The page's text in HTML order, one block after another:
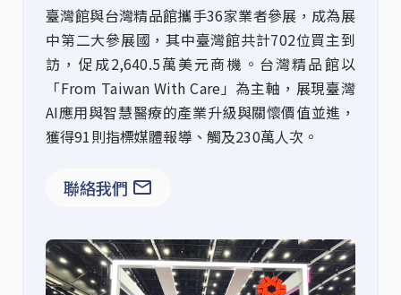
臺灣館與台灣精品館攜手36家業者參展，成為展
中第二大參展國 ，其中臺灣館共計702位買主到
訪，促成2,640.5萬美元商機。台灣精品館以
「From Taiwan With Care 」為主軸， 展現臺灣
AI應用與智慧醫療的產業升級與關懷價值並進 ，
獲得91則指標媒體報導、觸及230萬人次。
聯絡我們